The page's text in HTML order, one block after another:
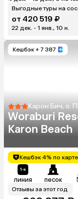
Выгодные туры на
от 420 519 ₽
22 дек. - 1 янв., 10 н.
Кешбэк + 7 387
Карон Бич, о.
Woraburi
Karon Beach
Кешбэк 4% по
линия песок
Отзывы за этот год